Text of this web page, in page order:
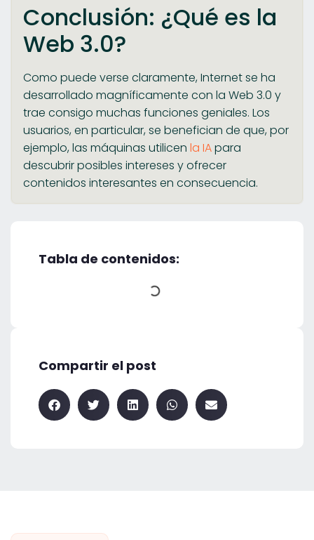
Conclusión: ¿Qué es la
Web 3.0?
Como puede verse claramente, Internet se ha
desarrollado magníficamente con la Web 3.0 y
trae consigo muchas funciones geniales. Los
usuarios, en particular, se benefician de que, por
ejemplo, las máquinas utilicen la IApara
descubrir posibles intereses y ofrecer
contenidos interesantes en consecuencia.
Tabla de contenidos:
Compartir el post